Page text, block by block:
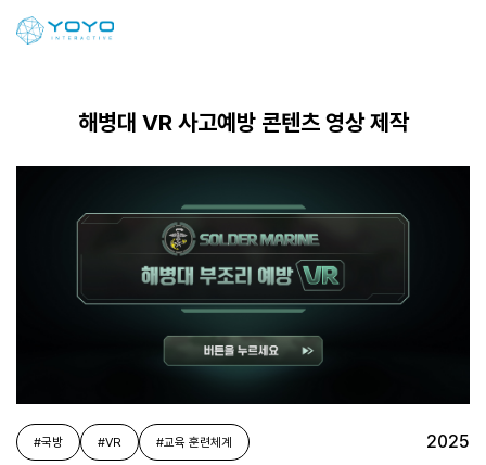
해병대 VR 사고예방 콘텐츠 영상 제작
#국방 #VR #교육 훈련체계 2025